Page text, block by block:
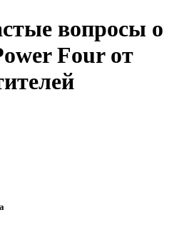
вопросы о
Four от